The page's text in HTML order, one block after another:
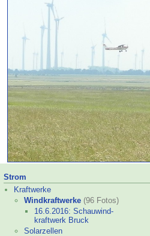
Strom
Kraftwerke
Windkraftwerke (96 Fotos)
16.6.2016: Schauwind-
kraftwerk Bruck
Solarzellen